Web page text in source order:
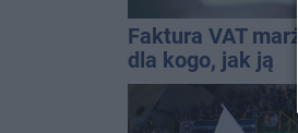
Faktura VAT
dla kogo, jak ją
wystawić i jak